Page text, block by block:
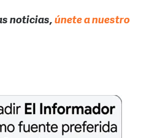
noticias, únete a nuestro